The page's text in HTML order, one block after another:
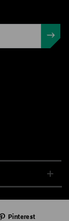
Pinterest